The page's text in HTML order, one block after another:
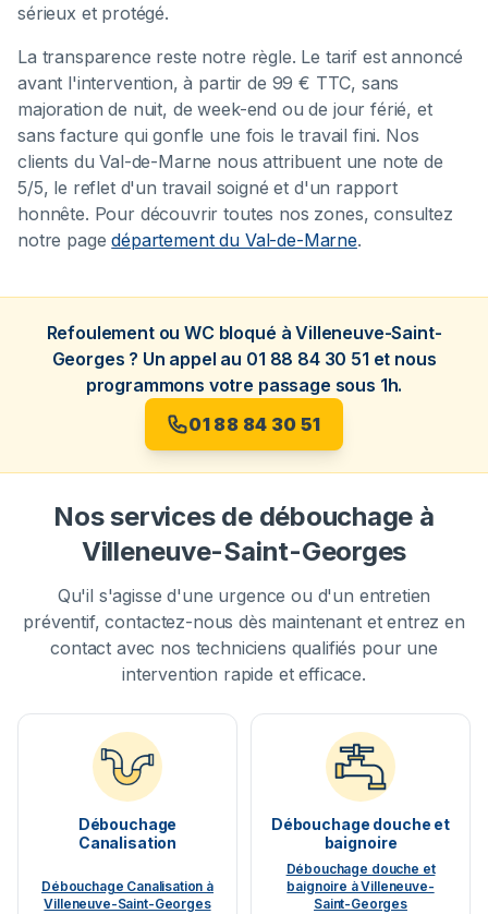
sérieux et protégé.
La transparence reste notre règle. Le tarif est annoncé
avant l'intervention, à partir de 99 € TTC, sans
majoration de nuit, de week-end ou de jour férié, et
sans facture qui gonfle une fois le travail fini. Nos
clients du Val-de-Marne nous attribuent une note de
5/5, le reflet d'un travail soigné et d'un rapport
honnête. Pour découvrir toutes nos zones, consultez
notre pagedépartement du Val-de-Marne.
Refoulement ou WC bloqué à Villeneuve-Saint-
Georges ? Un appel au 01 88 84 30 51 et nous
programmons votre passage sous 1h.
01 88 84 30 51
Nos services de débouchage à
Villeneuve-Saint-Georges
Qu'il s'agisse d'une urgence ou d'un entretien
préventif, contactez-nous dès maintenant et entrez en
contact avec nos techniciens qualifiés pour une
intervention rapide et efficace.
Débouchage
Canalisation
Débouchage Canalisation à
Villeneuve-Saint-Georges
Débouchage douche et
baignoire
Débouchage douche et
baignoire à Villeneuve-
Saint-Georges